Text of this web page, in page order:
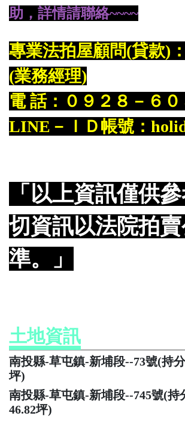
助，詳情請聯絡~~~~
專業法拍屋顧問(貸款)
(業務經理)
電 話：０９２８－６０
LINE－ＩＤ帳號：
「以上資訊僅供
切資訊以法院拍
準。」
土地資訊
南投縣-草屯鎮-新埔段--73號(持
坪)
南投縣-草屯鎮-新埔段--745號(持
46.82坪)